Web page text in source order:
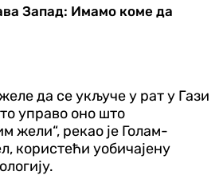
Запад: Имамо коме да
да се укључе у рат у Гази
управо оно што
жели“, рекао је Голам-
користећи уобичајену